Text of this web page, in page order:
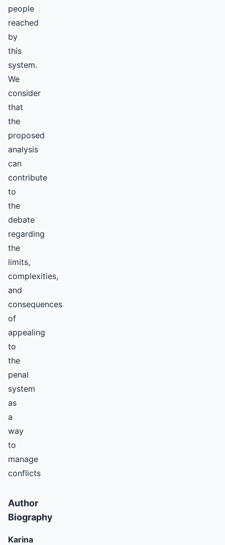
people
reached
by
this
system.
We
consider
that
the
proposed
analysis
can
contribute
to
the
debate
regarding
the
limits,
complexities,
and
consequences
of
appealing
to
the
penal
system
as
a
way
to
manage
conflicts
Author
Biography
Karina